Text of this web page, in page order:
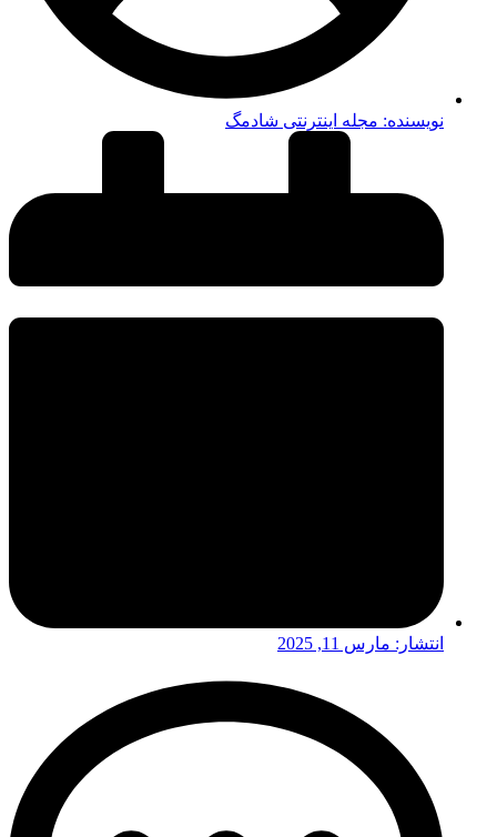
نویسنده: مجله اینترنتی شادمگ
انتشار: مارس 11, 2025